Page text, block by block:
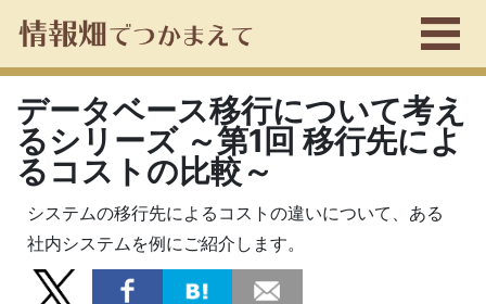
データベース移行について考え
るシリーズ ～第1回 移行先によ
るコストの比較～
システムの移行先によるコストの違いについて、ある
社内システムを例にご紹介します。